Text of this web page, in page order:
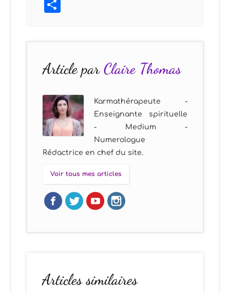
Article parClaire Thomas
Karmathérapeute -
Enseignante spirituelle
- Medium -
Numerologue
Rédactrice en chef du site.
Voir tous mes articles
Articles similaires